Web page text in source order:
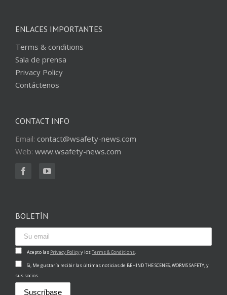
ENLACES IMPORTANTES
Terms & conditions
Sala de prensa
Privacy Policy
Contáctenos
CONTACT INFO
Email: contact@wsafety-news.com
Web: www.wsafety-news.com
BOLETÍN
Acepto las Privacy Policyy losTerms & Conditions.
Si, Me gustaría recibir las últimas noticias de BEHIND THE SCENES, WORMS SAFETY, y
sus socios.